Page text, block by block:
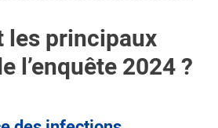
les principaux
l’enquête 2024 ?